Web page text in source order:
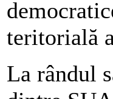
teritorială
La rândul